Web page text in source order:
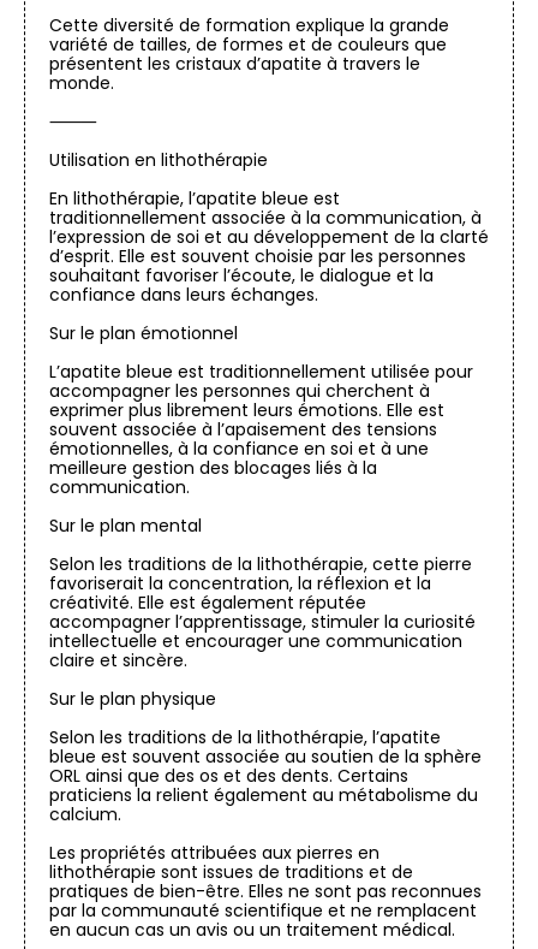
Cette diversité de formation explique la grande
variété de tailles, de formes et de couleurs que
présentent les cristaux d’apatite à travers le
monde.
⸻
Utilisation en lithothérapie
En lithothérapie, l’apatite bleue est
traditionnellement associée à la communication, à
l’expression de soi et au développement de la clarté
d’esprit. Elle est souvent choisie par les personnes
souhaitant favoriser l’écoute, le dialogue et la
confiance dans leurs échanges.
Sur le plan émotionnel
L’apatite bleue est traditionnellement utilisée pour
accompagner les personnes qui cherchent à
exprimer plus librement leurs émotions. Elle est
souvent associée à l’apaisement des tensions
émotionnelles, à la confiance en soi et à une
meilleure gestion des blocages liés à la
communication.
Sur le plan mental
Selon les traditions de la lithothérapie, cette pierre
favoriserait la concentration, la réflexion et la
créativité. Elle est également réputée
accompagner l’apprentissage, stimuler la curiosité
intellectuelle et encourager une communication
claire et sincère.
Sur le plan physique
Selon les traditions de la lithothérapie, l’apatite
bleue est souvent associée au soutien de la sphère
ORL ainsi que des os et des dents. Certains
praticiens la relient également au métabolisme du
calcium.
Les propriétés attribuées aux pierres en
lithothérapie sont issues de traditions et de
pratiques de bien-être. Elles ne sont pas reconnues
par la communauté scientifique et ne remplacent
en aucun cas un avis ou un traitement médical.